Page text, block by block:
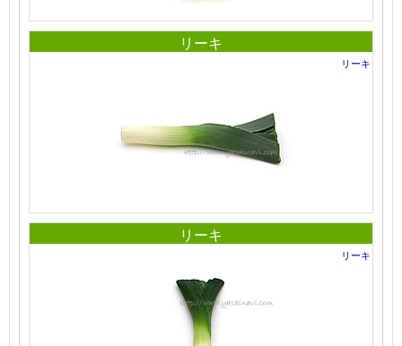
リーキ
リーキ
リーキ
リーキ